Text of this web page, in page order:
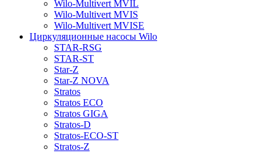
Wilo-Multivert MVIL
Wilo-Multivert MVIS
Wilo-Multivert MVISE
Циркуляционные насосы Wilo
STAR-RSG
STAR-ST
Star-Z
Star-Z NOVA
Stratos
Stratos ECO
Stratos GIGA
Stratos-D
Stratos-ECO-ST
Stratos-Z